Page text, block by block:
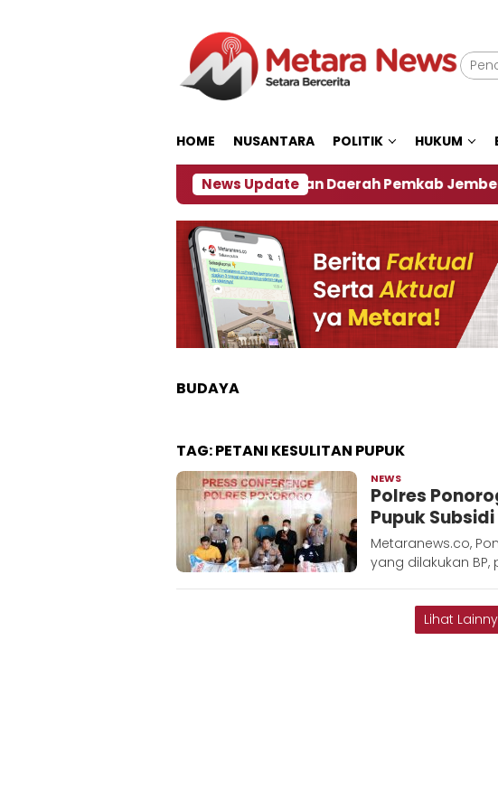
HOME NUSANTARA POLITIK HUKUM
News Update
‎Soal Rencana Pinjaman Daerah Pemkab Jember, Ini Kata
BUDAYA
TAG:PETANI KESULITAN PUPUK
NEWS
Metaranews
Polres
Pupuk
Metaranews.co,
yang dilakukan
Lihat